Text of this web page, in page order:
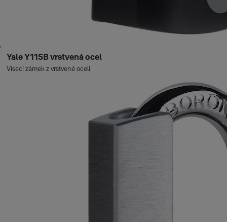
Yale Y115B vrstvená ocel
Visací zámek z vrstvené oceli